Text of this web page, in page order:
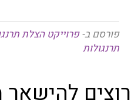
פורסם ב-פרוייקט הצלת
תרנגולות
רוצים להישאר